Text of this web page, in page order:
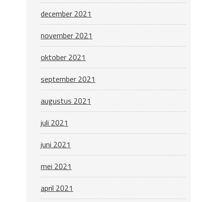
december 2021
november 2021
oktober 2021
september 2021
augustus 2021
juli 2021
juni 2021
mei 2021
april 2021